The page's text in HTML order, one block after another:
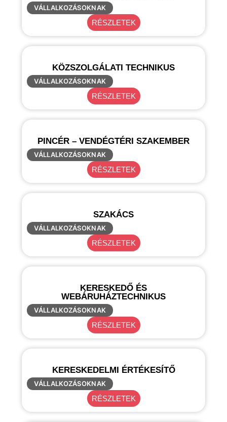
VÁLLALKOZÁSOKNAK
RÉSZLETEK
KÖZSZOLGÁLATI TECHNIKUS
VÁLLALKOZÁSOKNAK
RÉSZLETEK
PINCÉR – VENDÉGTÉRI SZAKEMBER
VÁLLALKOZÁSOKNAK
RÉSZLETEK
SZAKÁCS
VÁLLALKOZÁSOKNAK
RÉSZLETEK
KERESKEDŐ ÉS
WEBÁRUHÁZTECHNIKUS
VÁLLALKOZÁSOKNAK
RÉSZLETEK
KERESKEDELMI ÉRTÉKESÍTŐ
VÁLLALKOZÁSOKNAK
RÉSZLETEK